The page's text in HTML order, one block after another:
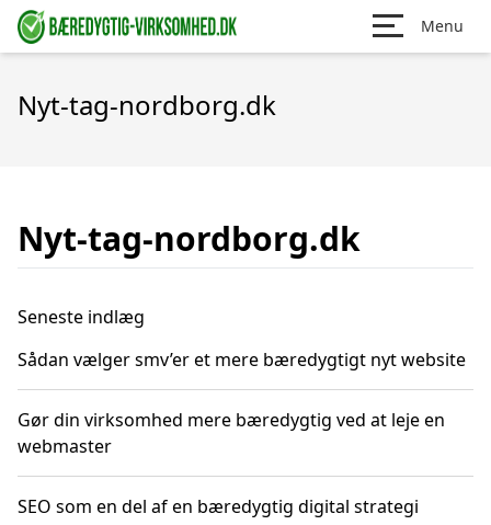
Menu
Nyt-tag-nordborg.dk
Nyt-tag-nordborg.dk
Seneste indlæg
Sådan vælger smv’er et mere bæredygtigt nyt website
Gør din virksomhed mere bæredygtig ved at leje en
webmaster
SEO som en del af en bæredygtig digital strategi